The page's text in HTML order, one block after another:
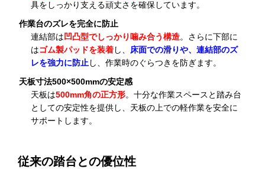
具をしっかり支える頑丈さを確保しています。
作業台のズレを完全に防止
連結部は凹凸型でしっかり噛み合う構造。さらに下部に
はゴム製パッドを装着し、 床面での滑りや、連結部のズ
レを強力に防止 し、作業時のぐらつきを防ぎます。
天板寸法500×500mmの安定感
天板は500mm角の正方形。十分な作業スペースと踏み台
としての安定性を提供し、天板の上での軽作業を安全に
サポートします。
従来の踏台との優位性